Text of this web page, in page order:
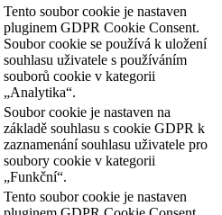
Tento soubor cookie je nastaven
pluginem GDPR Cookie Consent.
Soubor cookie se používá k uložení
souhlasu uživatele s používáním
souborů cookie v kategorii
„Analytika“.
Soubor cookie je nastaven na
základě souhlasu s cookie GDPR k
zaznamenání souhlasu uživatele pro
soubory cookie v kategorii
„Funkční“.
Tento soubor cookie je nastaven